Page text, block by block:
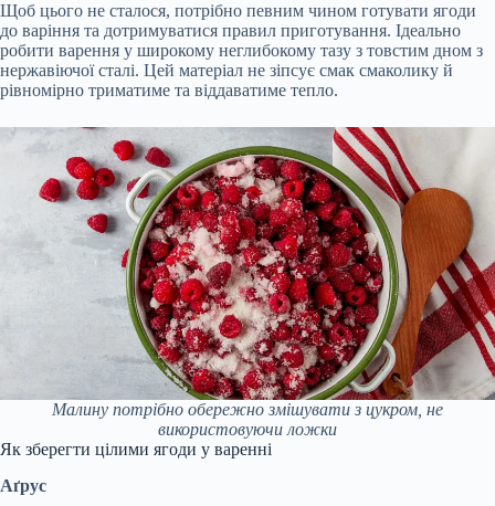
Щоб цього не сталося, потрібно певним чином готувати ягоди
до варіння та дотримуватися правил приготування. Ідеально
робити варення у широкому неглибокому тазу з товстим дном з
нержавіючої сталі. Цей матеріал не зіпсує смак смаколику й
рівномірно триматиме та віддаватиме тепло.
Малину потрібно обережно змішувати з цукром, не
використовуючи ложки
Як зберегти цілими ягоди у варенні
Аґрус